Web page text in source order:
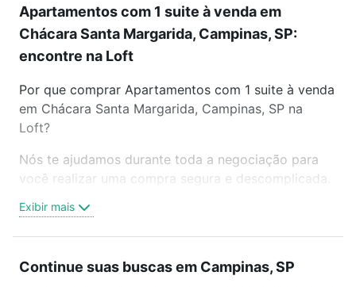
Apartamentos com 1 suite à venda em
Chácara Santa Margarida, Campinas, SP:
encontre na Loft
Por que comprar Apartamentos com 1 suite à venda
em Chácara Santa Margarida, Campinas, SP na
Loft?
Nós te ajudamos durante toda a negociação para
você realizar uma compra segura e descomplicada.
trabalho e do metrô, aqui você vai encontrar a
oferta ideal de Apartamentos com 1 suite à venda
conquistar seu sonho. Agende uma visita presencial
Exibir mais
Continue suas buscas em Campinas, SP